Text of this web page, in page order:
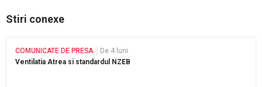
Stiri conexe
COMUNICATE DE PRESA
De 4 luni
Ventilatia Atrea si standardul NZEB